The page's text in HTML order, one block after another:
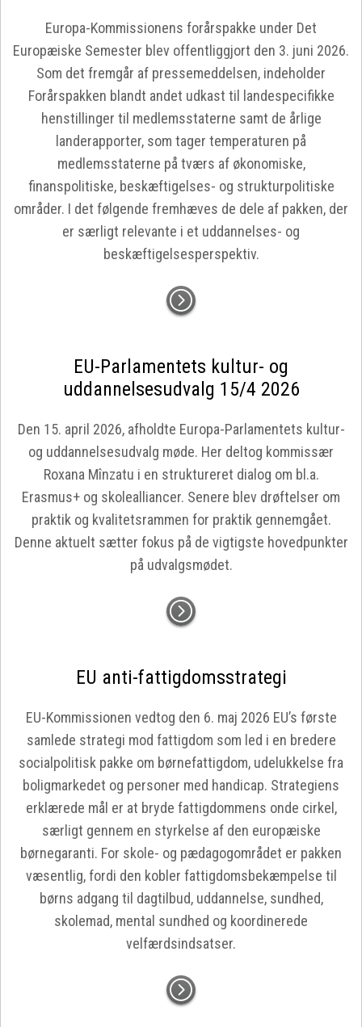
Europa-Kommissionens forårspakke under Det
Europæiske Semester blev offentliggjort den 3. juni 2026.
Som det fremgår af pressemeddelsen, indeholder
Forårspakken blandt andet udkast til landespecifikke
henstillinger til medlemsstaterne samt de årlige
landerapporter, som tager temperaturen på
medlemsstaterne på tværs af økonomiske,
finanspolitiske, beskæftigelses- og strukturpolitiske
områder. I det følgende fremhæves de dele af pakken, der
er særligt relevante i et uddannelses- og
beskæftigelsesperspektiv.
EU-Parlamentets kultur- og
uddannelsesudvalg 15/4 2026
Den 15. april 2026, afholdte Europa-Parlamentets kultur-
og uddannelsesudvalg møde. Her deltog kommissær
Roxana Mînzatu i en struktureret dialog om bl.a.
Erasmus+ og skolealliancer. Senere blev drøftelser om
praktik og kvalitetsrammen for praktik gennemgået.
Denne aktuelt sætter fokus på de vigtigste hovedpunkter
på udvalgsmødet.
EU anti-fattigdomsstrategi
EU-Kommissionen vedtog den 6. maj 2026 EU’s første
samlede strategi mod fattigdom som led i en bredere
socialpolitisk pakke om børnefattigdom, udelukkelse fra
boligmarkedet og personer med handicap. Strategiens
erklærede mål er at bryde fattigdommens onde cirkel,
særligt gennem en styrkelse af den europæiske
børnegaranti. For skole- og pædagogområdet er pakken
væsentlig, fordi den kobler fattigdomsbekæmpelse til
børns adgang til dagtilbud, uddannelse, sundhed,
skolemad, mental sundhed og koordinerede
velfærdsindsatser.